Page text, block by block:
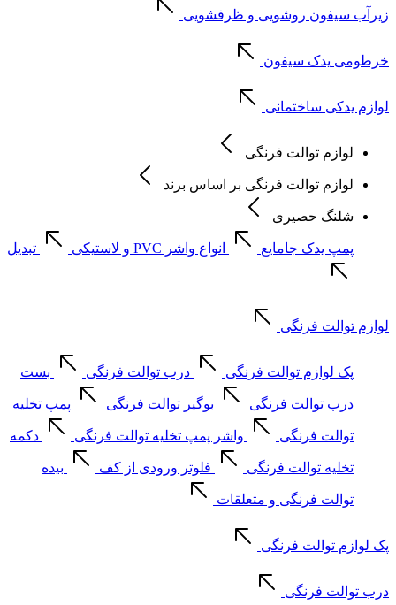
زیرآب سیفون روشویی و ظرفشویی
خرطومی یدک سیفون
لوازم یدکی ساختمانی
لوازم توالت فرنگی
لوازم توالت فرنگی بر اساس برند
شلنگ حصیری
پمپ یدک جامایع انواع واشر PVC و لاستیکی تبدیل
لوازم توالت فرنگی
پک لوازم توالت فرنگی درب توالت فرنگی بست
درب توالت فرنگی بوگیر توالت فرنگی پمپ تخلیه
توالت فرنگی واشر پمپ تخلیه توالت فرنگی دکمه
تخلیه توالت فرنگی فلوتر ورودی از کف بیده
توالت فرنگی و متعلقات
پک لوازم توالت فرنگی
درب توالت فرنگی